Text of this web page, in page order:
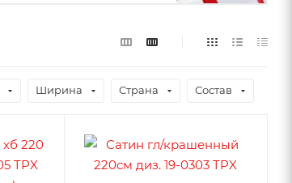
Ширина Страна Состав